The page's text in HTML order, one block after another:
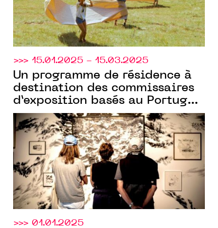
>>> 15.01.2025 - 15.03.2025
Un programme de résidence à
destination des commissaires
d’exposition basés au Portugal
par la Fondation Galouste
Culbenkian et la Cité
internationale des arts
>>> 01.01.2025